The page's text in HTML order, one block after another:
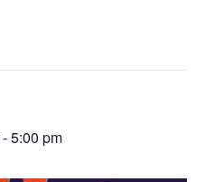
-5:00 pm